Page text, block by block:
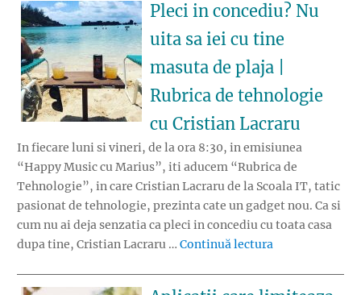
Pleci in concediu? Nu
uita sa iei cu tine
masuta de plaja |
Rubrica de tehnologie
cu Cristian Lacraru
In fiecare luni si vineri, de la ora 8:30, in emisiunea
“Happy Music cu Marius”, iti aducem “Rubrica de
Tehnologie”, in care Cristian Lacraru de la Scoala IT, tatic
pasionat de tehnologie, prezinta cate un gadget nou. Ca si
cum nu ai deja senzatia ca pleci in concediu cu toata casa
dupa tine, Cristian Lacraru … Continuă lectura